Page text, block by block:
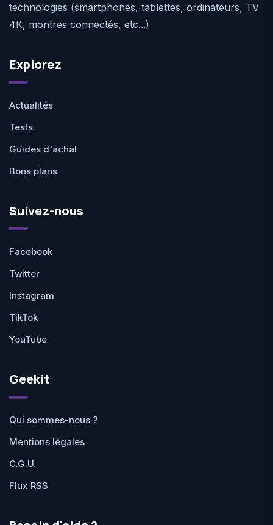
technologies (smartphones, tablettes, ordinateurs, TV
4K, montres connectés, etc...)
Explorez
Actualités
Tests
Guides d'achat
Bons plans
Suivez-nous
Facebook
Twitter
Instagram
TikTok
YouTube
Geekit
Qui sommes-nous ?
Mentions légales
C.G.U.
Flux RSS